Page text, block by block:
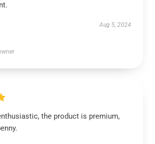
Aug 5, 2024
the product is premium,